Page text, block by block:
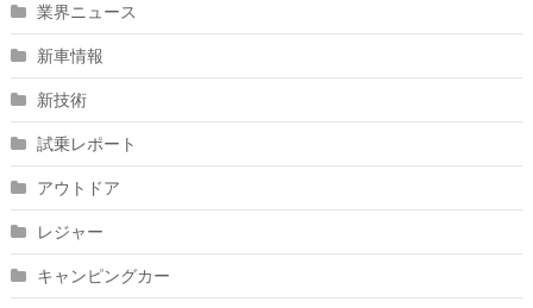
業界ニュース
新車情報
新技術
試乗レポート
アウトドア
レジャー
キャンピングカー